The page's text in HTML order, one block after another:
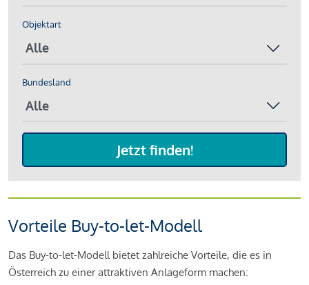
Objektart
Bundesland
Jetzt finden!
Vorteile Buy-to-let-Modell
Das Buy-to-let-Modell bietet zahlreiche Vorteile, die es in
Österreich zu einer attraktiven Anlageform machen: